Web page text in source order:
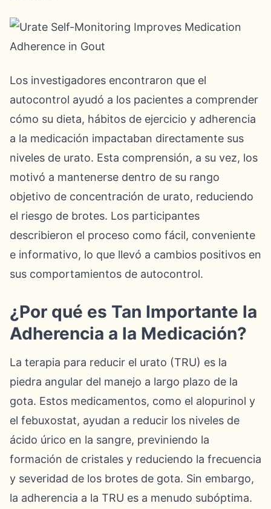
Los investigadores encontraron que el
autocontrol ayudó a los pacientes a comprender
cómo su dieta, hábitos de ejercicio y adherencia
a la medicación impactaban directamente sus
niveles de urato. Esta comprensión, a su vez, los
motivó a mantenerse dentro de su rango
objetivo de concentración de urato, reduciendo
el riesgo de brotes. Los participantes
describieron el proceso como fácil, conveniente
e informativo, lo que llevó a cambios positivos en
sus comportamientos de autocontrol.
¿Por qué es Tan Importante la
Adherencia a la Medicación?
La terapia para reducir el urato (TRU) es la
piedra angular del manejo a largo plazo de la
gota. Estos medicamentos, como el alopurinol y
el febuxostat, ayudan a reducir los niveles de
ácido úrico en la sangre, previniendo la
formación de cristales y reduciendo la frecuencia
y severidad de los brotes de gota. Sin embargo,
la adherencia a la TRU es a menudo subóptima.